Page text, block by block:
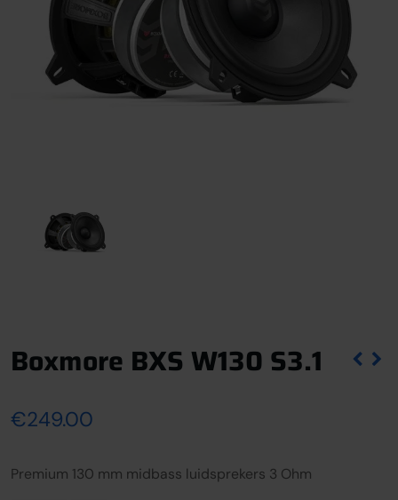
Boxmore BXS W130 S3.1
€249.00
Premium 130 mm midbass luidsprekers 3 Ohm